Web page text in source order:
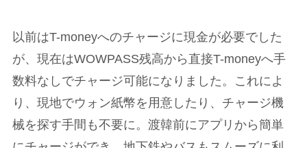
以前はT-moneyへのチャージに現金が必要でした
が、現在はWOWPASS残高から直接T-moneyへ手
数料なしでチャージ可能になりました。これによ
り、現地でウォン紙幣を用意したり、チャージ機
械を探す手間も不要に。渡韓前にアプリから簡単